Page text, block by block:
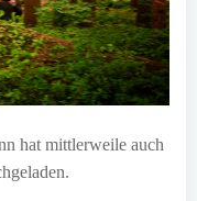
hat mittlerweile auch